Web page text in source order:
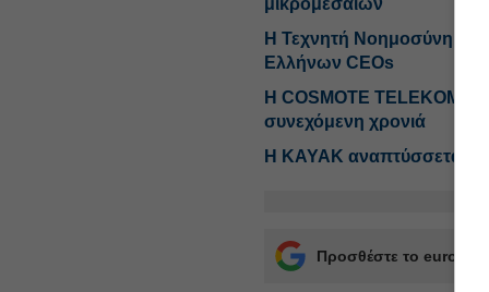
Η Τεχνητή Νοημοσύνη
Ελλήνων CEOs
Η COSMOTE TELEKOM
συνεχόμενη χρονιά
Η ΚΑΥΑΚ αναπτύσσεται
Προσθέστε το